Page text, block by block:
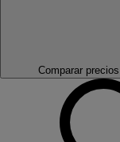
Comparar precios